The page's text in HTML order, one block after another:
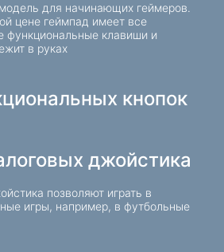
сетевые
для начинающих геймеров.
цене геймпад имеет все
функциональные клавиши и
в руках
кнопок
джойстика
позволяют играть в
игры, например, в футбольные